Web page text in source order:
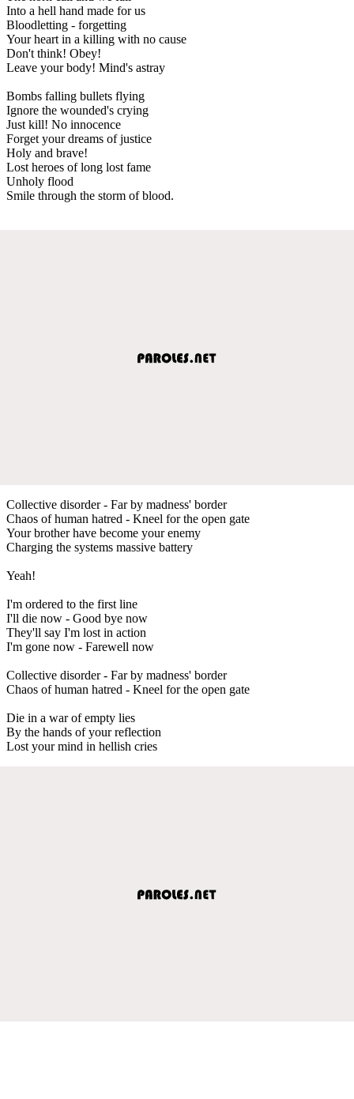
Into a hell hand made for us
Bloodletting - forgetting
Your heart in a killing with no cause
Don't think! Obey!
Leave your body! Mind's astray
Bombs falling bullets flying
Ignore the wounded's crying
Just kill! No innocence
Forget your dreams of justice
Holy and brave!
Lost heroes of long lost fame
Unholy flood
Smile through the storm of blood.
Collective disorder - Far by madness' border
Chaos of human hatred - Kneel for the open gate
Your brother have become your enemy
Charging the systems massive battery
Yeah!
I'm ordered to the first line
I'll die now - Good bye now
They'll say I'm lost in action
I'm gone now - Farewell now
Collective disorder - Far by madness' border
Chaos of human hatred - Kneel for the open gate
Die in a war of empty lies
By the hands of your reflection
Lost your mind in hellish cries